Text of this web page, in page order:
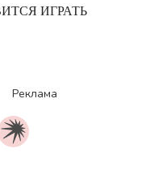
ИГРАТЬ
Реклама